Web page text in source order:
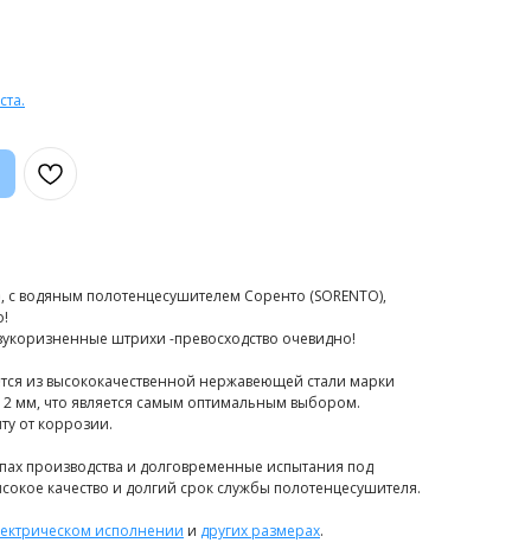
водяным полотенцесушителем Соренто (SORENTO),
штрихи -превосходство очевидно!
из высококачественной нержавеющей стали марки
2 мм, что является самым оптимальным выбором.
от коррозии.
производства и долговременные испытания под
качество и долгий срок службы полотенцесушителя.
исполнении и других размерах.